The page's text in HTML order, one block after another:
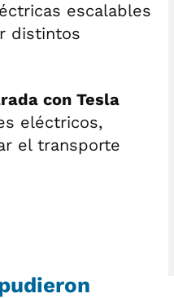
escalables
distintos
con Tesla
eléctricos,
el transporte